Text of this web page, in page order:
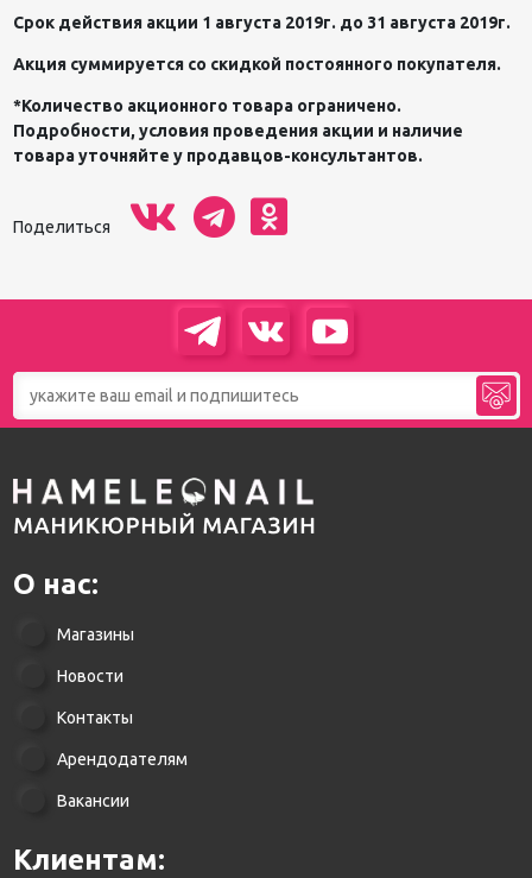
Срок действия акции 1 августа 2019г. до 31 августа 2019г.
Акция суммируется со скидкой постоянного покупателя.
*Количество акционного товара ограничено.
Подробности, условия проведения акции и наличие
товара уточняйте у продавцов-консультантов.
Поделиться
О нас:
Магазины
Новости
Контакты
Арендодателям
Вакансии
Клиентам: